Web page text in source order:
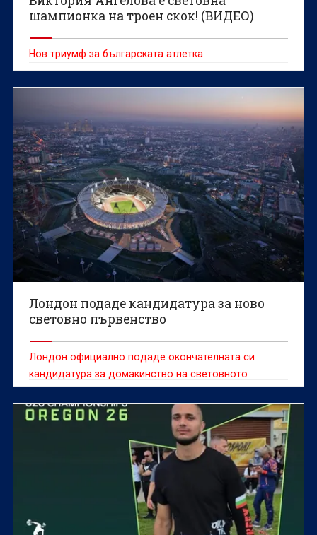
шампионка на троен скок! (ВИДЕО)
Нов триумф за българската атлетка
Лондон подаде кандидатура за ново
световно първенство
Лондон официално подаде окончателната си
кандидатура за домакинство на световното
първенство по лека атлетика през 2029 година.